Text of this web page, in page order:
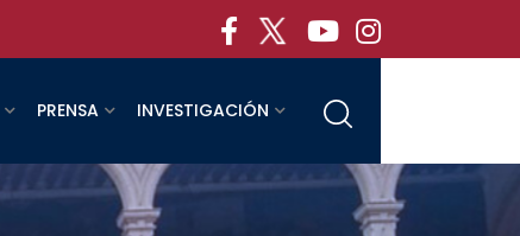
PRENSA INVESTIGACIÓN